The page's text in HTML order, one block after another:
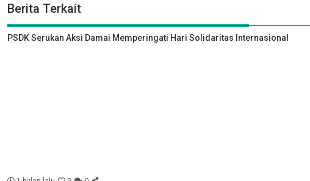
Berita Terkait
PSDK Serukan Aksi Damai Memperingati Hari Solidaritas Internasional